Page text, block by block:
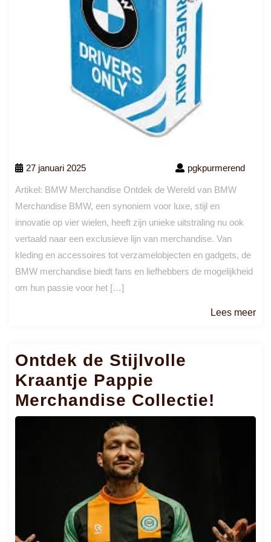
27 januari 2025 pgkpurmerend
Artikel: BMW Merchandise Ontdek de Wereld van BMW
Merchandise BMW, een synoniem voor luxe, stijl en
innovatie op vier wielen, heeft zijn unieke uitstraling nu ook
vertaald naar een exclusieve lijn van merchandise. Van
kleding en accessoires tot verzamelobjecten en gadgets, de
BMW merchandise biedt fans en liefhebbers de mogelijkheid
om hun passie voor het […]
Lees meer
Ontdek de Stijlvolle
Kraantje Pappie
Merchandise Collectie!